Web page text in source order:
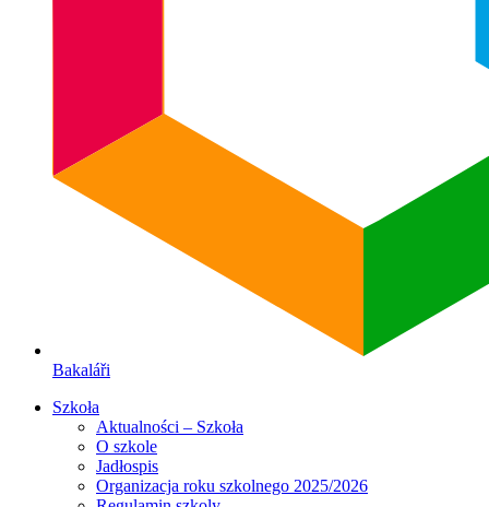
Bakaláři
Szkoła
Aktualności – Szkoła
O szkole
Jadłospis
Organizacja roku szkolnego 2025/2026